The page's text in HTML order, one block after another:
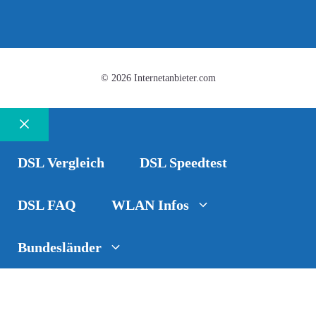
© 2026 Internetanbieter.com
Schließen
DSL Vergleich DSL Speedtest
DSL FAQ WLAN Infos
Bundesländer